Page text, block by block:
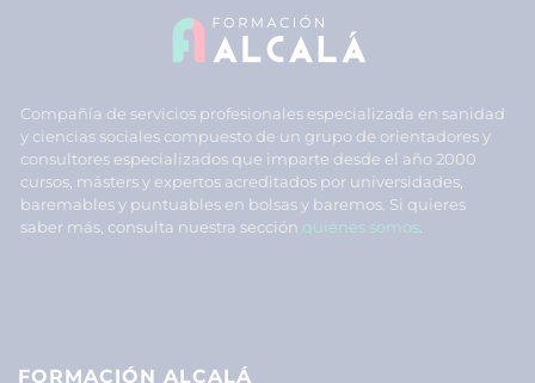
Compañía de servicios profesionales especializada en sanidad
y ciencias sociales compuesto de un grupo de orientadores y
consultores especializados que imparte desde el año 2000
cursos, másters y expertos acreditados por universidades,
baremables y puntuables en bolsas y baremos. Si quieres
saber más, consulta nuestra sección quiénes somos
FORMACIÓN ALCALÁ